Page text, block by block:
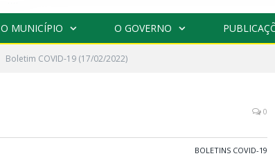
O MUNICÍPIO O GOVERNO
Boletim COVID-19 (17/02/2022)
0
BOLETINS COVID-19